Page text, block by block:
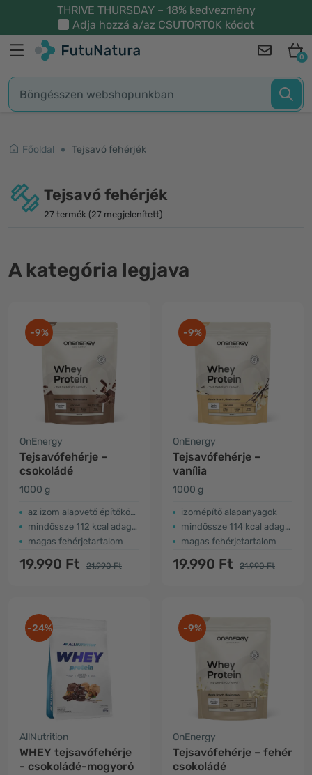
THRIVE THURSDAY – 18% kedvezmény
Adja hozzá a/az CSUTORTOK kódot
0
Főoldal Tejsavó fehérjék
Tejsavó fehérjék
27 termék (27 megjelenített)
A kategória legjava
-9%
OnEnergy
Tejsavófehérje –
csokoládé
1000 g
az izom alapvető építőkövei
mindössze 112 kcal adagonként
magas fehérjetartalom
19.990 Ft 21.990 Ft
-9%
OnEnergy
Tejsavófehérje –
vanília
1000 g
izomépítő alapanyagok
mindössze 114 kcal adagonként
magas fehérjetartalom
19.990 Ft 21.990 Ft
-24%
AllNutrition
WHEY tejsavófehérje
- csokoládé-mogyoró
-9%
OnEnergy
Tejsavófehérje – fehér
csokoládé